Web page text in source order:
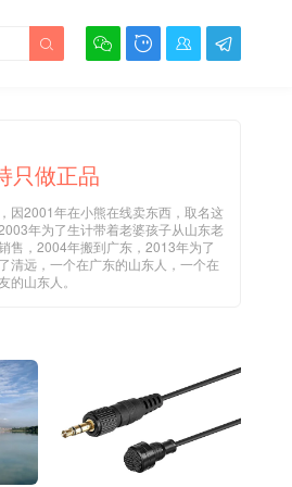
   

只做正品
因2001年在小熊在线卖东西，取名这
年为了生计带着老婆孩子从山东老
售，2004年搬到广东，2013年为了
清远，一个在广东的山东人，一个在
的山东人。